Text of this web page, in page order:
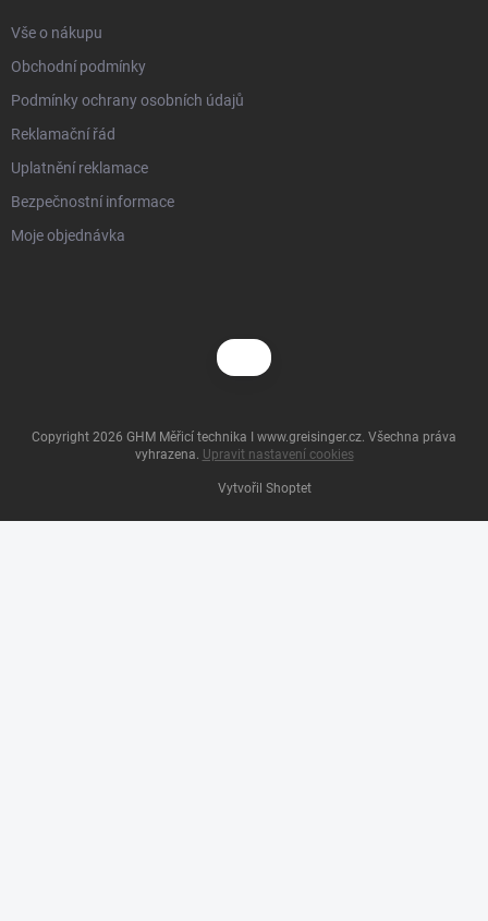
Vše o nákupu
Obchodní podmínky
Podmínky ochrany osobních údajů
Reklamační řád
Uplatnění reklamace
Bezpečnostní informace
Moje objednávka
Vytvořil Shoptet
Copyright 2026 GHM Měřicí technika I www.greisinger.cz. Všechna práva
vyhrazena. Upravit nastavení cookies